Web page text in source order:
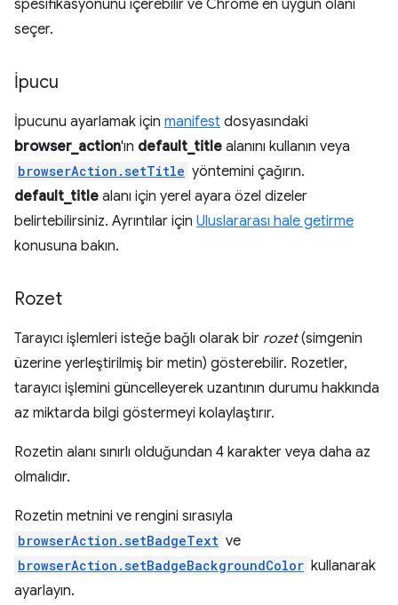
spesifikasyonunu içerebilir ve Chrome en uygun olanı
seçer.
İpucu
İpucunu ayarlamak için manifest dosyasındaki
browser_action'ın default_title alanını kullanın veya
browserAction.setTitle yöntemini çağırın.
default_title alanı için yerel ayara özel dizeler
belirtebilirsiniz. Ayrıntılar için Uluslararası hale getirme
konusuna bakın.
Rozet
Tarayıcı işlemleri isteğe bağlı olarak bir rozet(simgenin
üzerine yerleştirilmiş bir metin) gösterebilir. Rozetler,
tarayıcı işlemini güncelleyerek uzantının durumu hakkında
az miktarda bilgi göstermeyi kolaylaştırır.
Rozetin alanı sınırlı olduğundan 4 karakter veya daha az
olmalıdır.
Rozetin metnini ve rengini sırasıyla
browserAction.setBadgeText ve
browserAction.setBadgeBackgroundColor kullanarak
ayarlayın.